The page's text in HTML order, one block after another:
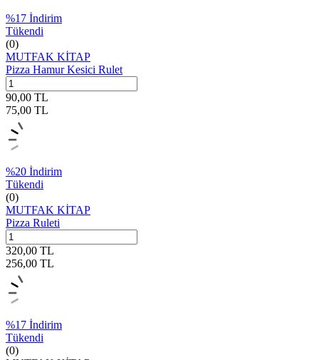
%17 İndirim
Tükendi
(0)
MUTFAK KİTAP
Pizza Hamur Kesici Rulet
90,00 TL
75,00 TL
%20 İndirim
Tükendi
(0)
MUTFAK KİTAP
Pizza Ruleti
320,00 TL
256,00 TL
%17 İndirim
Tükendi
(0)